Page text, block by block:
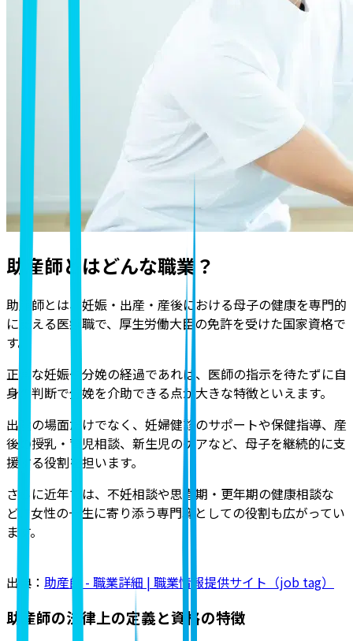
助産師とはどんな職業？
助産師とは、妊娠・出産・産後における母子の健康を専門的
に支える医療職で、厚生労働大臣の免許を受けた国家資格で
す。
正常な妊娠や分娩の経過であれば、医師の指示を待たずに自
身の判断で分娩を介助できる点が大きな特徴といえます。
出産の場面だけでなく、妊婦健診のサポートや保健指導、産
後の授乳・育児相談、新生児のケアなど、母子を継続的に支
援する役割を担います。
さらに近年では、不妊相談や思春期・更年期の健康相談な
ど、女性の一生に寄り添う専門職としての役割も広がってい
ます。
出典： 助産師 - 職業詳細 | 職業情報提供サイト（job tag）
助産師の法律上の定義と資格の特徴